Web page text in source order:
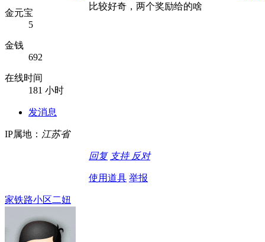
金元宝
5
金钱
692
在线时间
181 小时
发消息
IP属地： 江苏省
比较好奇，两个奖励给的啥
回复 支持 反对
使用道具 举报
家铁路小区二妞